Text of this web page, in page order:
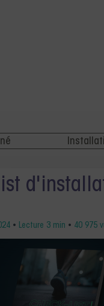
• Lecture 3 min • 40 975